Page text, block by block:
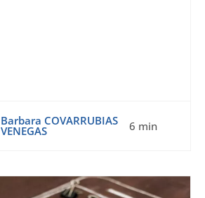
Barbara COVARRUBIAS
VENEGAS 6 min